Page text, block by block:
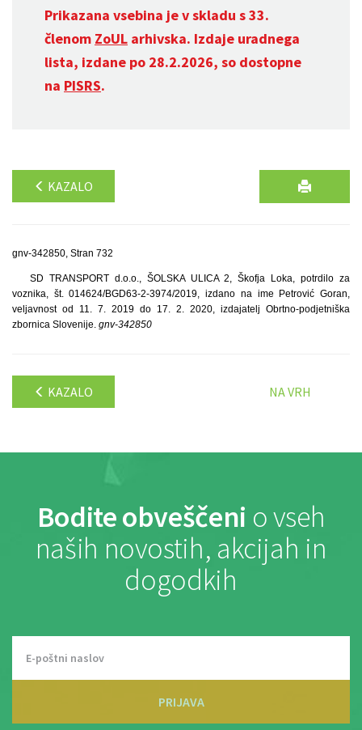
Prikazana vsebina je v skladu s 33.
členom ZoUL arhivska. Izdaje uradnega
lista, izdane po 28.2.2026, so dostopne
na PISRS.
KAZALO
gnv-342850, Stran 732
SD TRANSPORT d.o.o., ŠOLSKA ULICA 2, Škofja Loka, potrdilo za
voznika, št. 014624/BGD63-2-3974/2019, izdano na ime Petrović Goran,
veljavnost od 11. 7. 2019 do 17. 2. 2020, izdajatelj Obrtno-podjetniška
zbornica Slovenije. gnv-342850
KAZALO NA VRH
Bodite obveščeni o vseh
naših novostih, akcijah in
dogodkih
PRIJAVA